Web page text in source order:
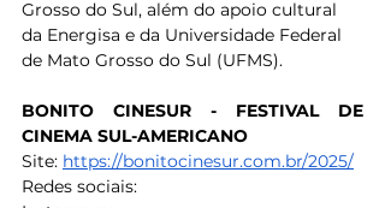
Grosso do Sul, além do apoio cultural
da Energisa e da Universidade Federal
de Mato Grosso do Sul (UFMS).
BONITO CINESUR - FESTIVAL DE
CINEMA SUL-AMERICANO
Site: https://bonitocinesur.com.br/2025/
Redes sociais: